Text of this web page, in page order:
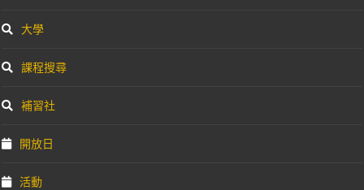
大學
課程搜尋
補習社
開放日
活動